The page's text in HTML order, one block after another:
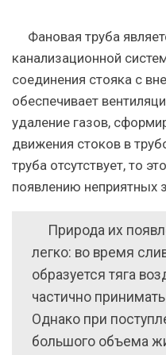
Фановая труба
канализационной
соединения стояка с
обеспечивает
удаление газов,
движения стоков в
труба отсутствует, то
появлению неприятных
Природа их
легко: во время
образуется тяга
частично
Однако при
большого объема